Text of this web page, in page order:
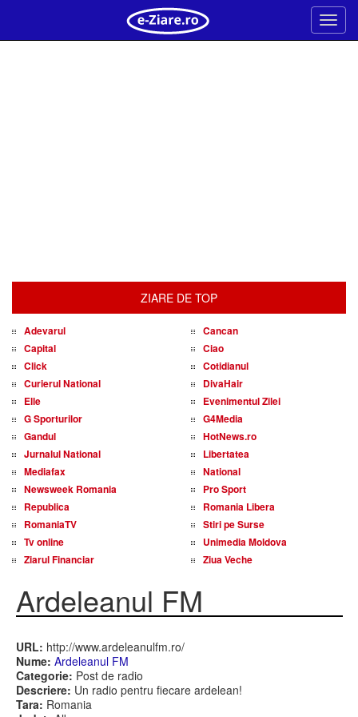
Meniu
ZIARE DE TOP
Adevarul
Cancan
Capital
Ciao
Click
Cotidianul
Curierul National
DivaHair
Elle
Evenimentul Zilei
G Sporturilor
G4Media
Gandul
HotNews.ro
Jurnalul National
Libertatea
Mediafax
National
Newsweek Romania
Pro Sport
Republica
Romania Libera
RomaniaTV
Stiri pe Surse
Tv online
Unimedia Moldova
Ziarul Financiar
Ziua Veche
Ardeleanul FM
URL: http://www.ardeleanulfm.ro/
Nume: Ardeleanul FM
Categorie: Post de radio
Descriere: Un radio pentru fiecare ardelean!
Tara: Romania